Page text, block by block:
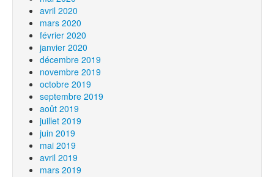
avril 2020
mars 2020
février 2020
janvier 2020
décembre 2019
novembre 2019
octobre 2019
septembre 2019
août 2019
juillet 2019
juin 2019
mai 2019
avril 2019
mars 2019